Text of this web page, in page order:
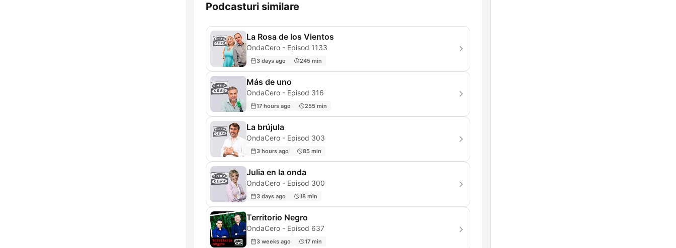
Podcasturi similare
La Rosa de los Vientos
OndaCero - Episod 1133
3 days ago 245 min
Más de uno
OndaCero - Episod 316
17 hours ago 255 min
La brújula
OndaCero - Episod 303
3 hours ago 85 min
Julia en la onda
OndaCero - Episod 300
3 days ago 18 min
Territorio Negro
OndaCero - Episod 637
3 weeks ago 17 min